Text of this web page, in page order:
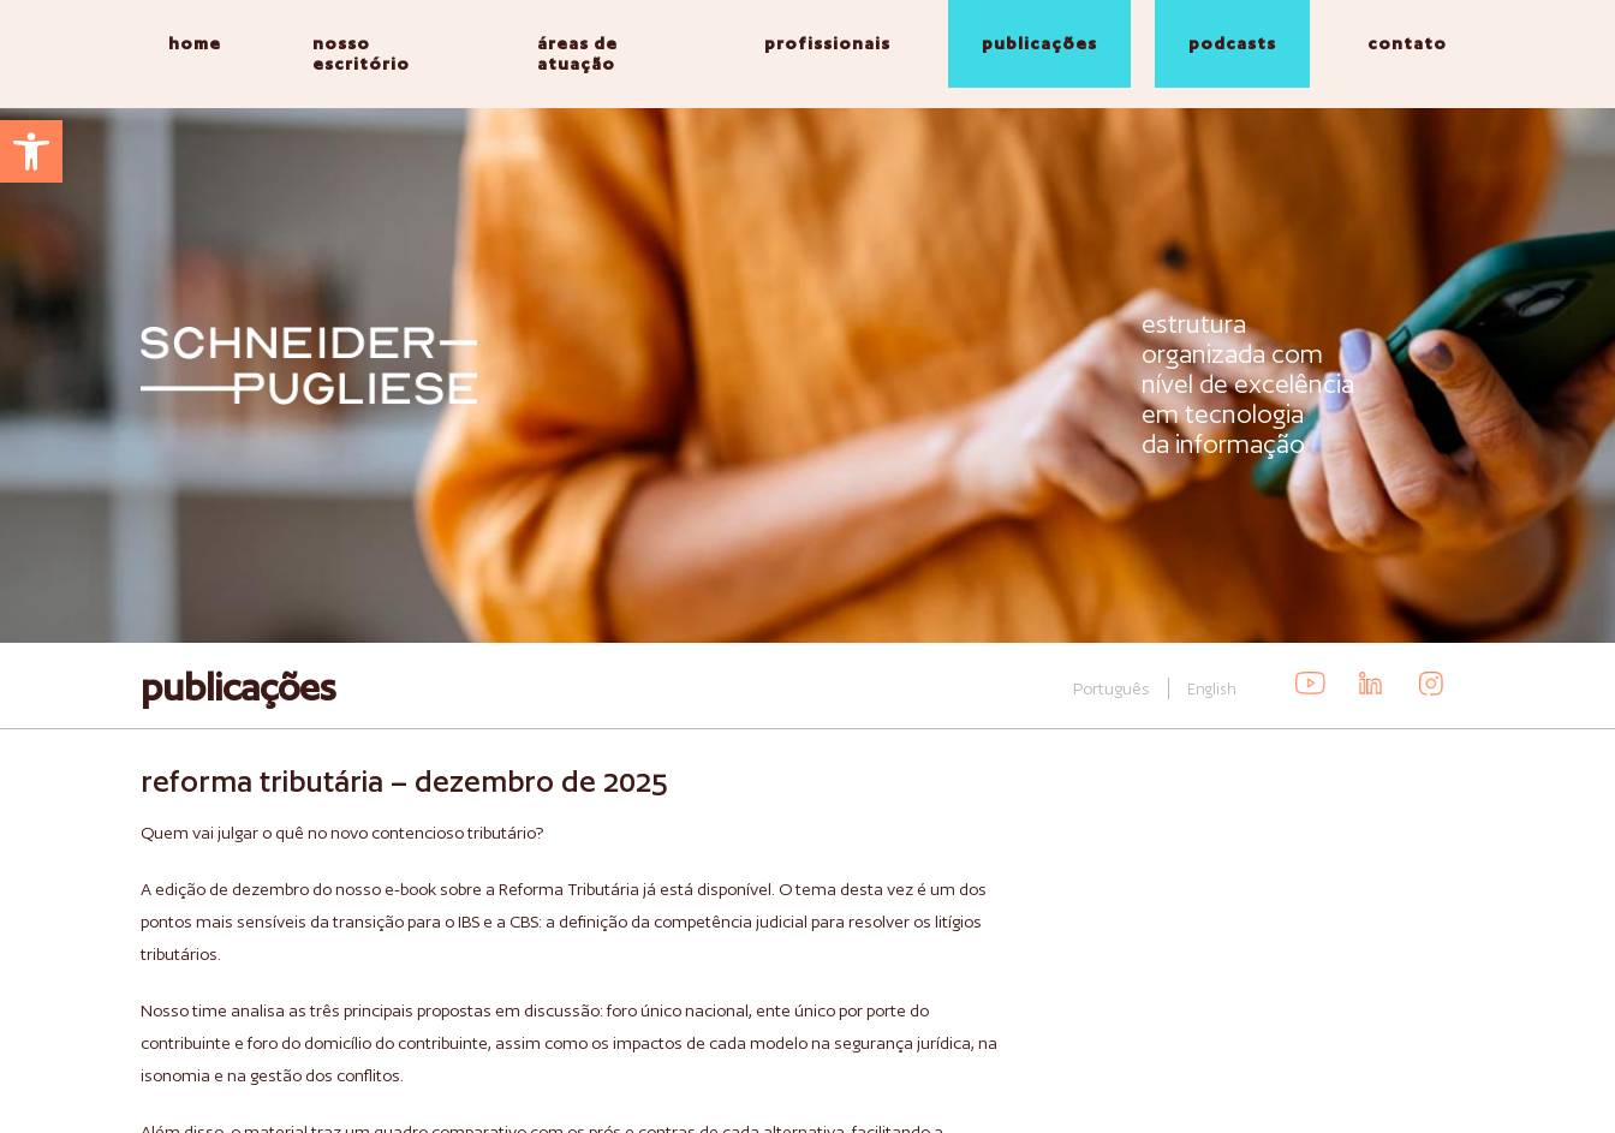
Abrir a barra de ferramentas
home
nosso
escritório
áreas de
atuação
profissionais publicações podcasts contato
estrutura
organizada com
nível de excelência
em tecnologia
da informação
publicações Português English
reforma tributária – dezembro de 2025
Quem vai julgar o quê no novo contencioso tributário?
A edição de dezembro do nosso e-book sobre a Reforma Tributária já está disponível. O tema desta vez é um dos
pontos mais sensíveis da transição para o IBS e a CBS: a definição da competência judicial para resolver os litígios
tributários.
Nosso time analisa as três principais propostas em discussão: foro único nacional, ente único por porte do
contribuinte e foro do domicílio do contribuinte, assim como os impactos de cada modelo na segurança jurídica, na
isonomia e na gestão dos conflitos.